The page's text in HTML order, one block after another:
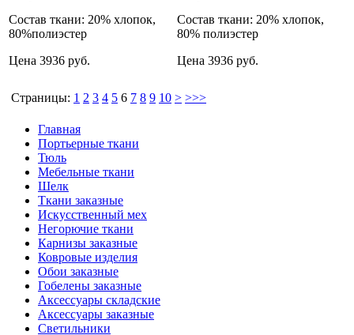
Состав ткани: 20% хлопок,
80%полиэстер
Цена 3936 руб.
Состав ткани: 20% хлопок,
80% полиэстер
Цена 3936 руб.
Страницы: 1 2 3 4 5 6 7 8 9 10 > >>>
Главная
Портьерные ткани
Тюль
Мебельные ткани
Шелк
Ткани заказные
Искусственный мех
Негорючие ткани
Карнизы заказные
Ковровые изделия
Обои заказные
Гобелены заказные
Аксессуары складские
Аксессуары заказные
Светильники